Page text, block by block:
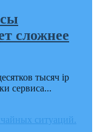
сложнее
тысяч ip
сервиса...